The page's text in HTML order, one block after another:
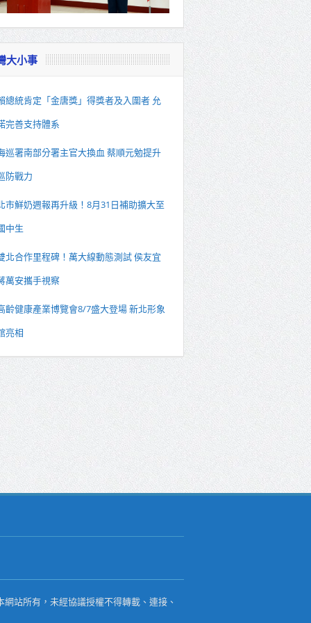
大小事
總統肯定「金唐獎」得獎者及入圍者 允
完善支持體系
巡署南部分署主官大換血 蔡順元勉提升
防戰力
市鮮奶週報再升級！8月31日補助擴大至
中生
北合作里程碑！萬大線動態測試 侯友宜
萬安攜手視察
齡健康產業博覽會8/7盛大登場 新北形象
亮相
站所有，未經協議授權不得轉載、連接、